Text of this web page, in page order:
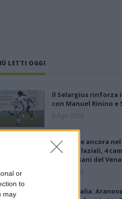
or
to
may
LETTI OGGI
Il Selargius rinforza
con Manuel Rinino e
6 Ago 2026
Le 5 sarde ancora
squadre laziali, 4
dei molisani del
6 Ago 2026
Coppa Italia: